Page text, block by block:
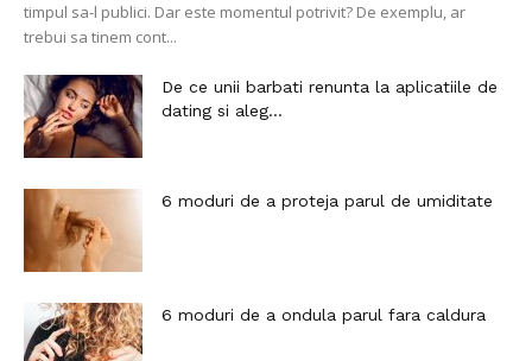
timpul sa-l publici. Dar este momentul potrivit? De exemplu, ar
trebui sa tinem cont...
De ce unii barbati renunta la aplicatiile de
dating si aleg...
6 moduri de a proteja parul de umiditate
6 moduri de a ondula parul fara caldura